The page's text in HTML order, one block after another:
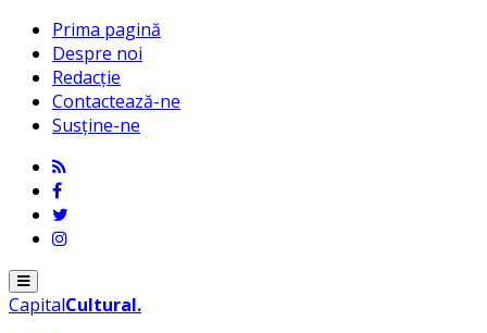
Prima pagină
Despre noi
Redacție
Contactează-ne
Susține-ne
Menu
CapitalCultural.